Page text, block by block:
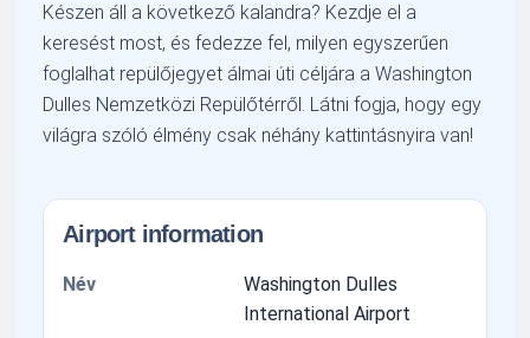
Készen áll a következő kalandra? Kezdje el a
keresést most, és fedezze fel, milyen egyszerűen
foglalhat repülőjegyet álmai úti céljára a Washington
Dulles Nemzetközi Repülőtérről. Látni fogja, hogy egy
világra szóló élmény csak néhány kattintásnyira van!
Airport information
Név
Washington Dulles
International Airport